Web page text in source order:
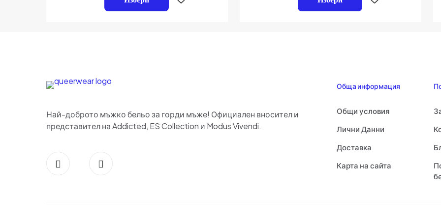
този
Най-доброто мъжко бельо за горди мъже! Официален вносител и
представител на Addicted, ES Collection и Modus Vivendi.
Обща информация
Общи условия
Лични Данни
Доставка
Карта на сайта